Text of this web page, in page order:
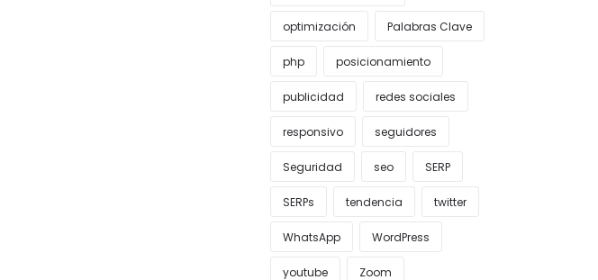
optimización Palabras Clave
php posicionamiento
publicidad redes sociales
responsivo seguidores
Seguridad seo SERP
SERPs tendencia twitter
WhatsApp WordPress
youtube Zoom